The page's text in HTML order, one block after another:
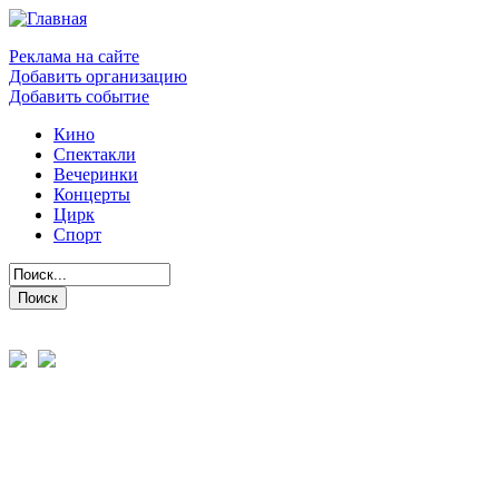
Реклама на сайте
Добавить организацию
Добавить событие
Кино
Спектакли
Вечеринки
Концерты
Цирк
Спорт